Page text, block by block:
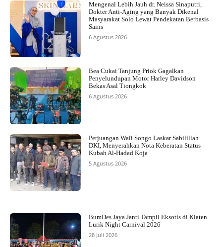
Mengenal Lebih Jauh dr. Neissa Sinaputri,
Dokter Anti-Aging yang Banyak Dikenal
Masyarakat Solo Lewat Pendekatan Berbasis
Sains
6 Agustus 2026
Bea Cukai Tanjung Priok Gagalkan
Penyelundupan Motor Harley Davidson
Bekas Asal Tiongkok
6 Agustus 2026
Perjuangan Wali Songo Laskar Sabilillah
DKI, Menyerahkan Nota Keberatan Status
Kubah Al-Hadad Koja
5 Agustus 2026
BumDes Jaya Janti Tampil Eksotis di Klaten
Lurik Night Carnival 2026
28 Juli 2026